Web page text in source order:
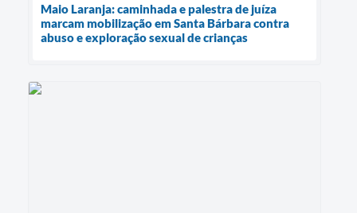
Maio Laranja: caminhada e palestra de juíza
marcam mobilização em Santa Bárbara contra
abuso e exploração sexual de crianças